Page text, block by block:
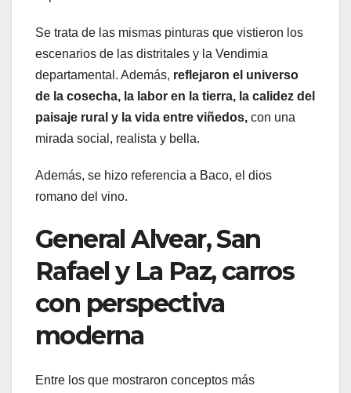
Se trata de las mismas pinturas que vistieron los
escenarios de las distritales y la Vendimia
departamental. Además, reflejaron el universo
de la cosecha, la labor en la tierra, la calidez del
paisaje rural y la vida entre viñedos, con una
mirada social, realista y bella.
Además, se hizo referencia a Baco, el dios
romano del vino.
General Alvear, San
Rafael y La Paz, carros
con perspectiva
moderna
Entre los que mostraron conceptos más